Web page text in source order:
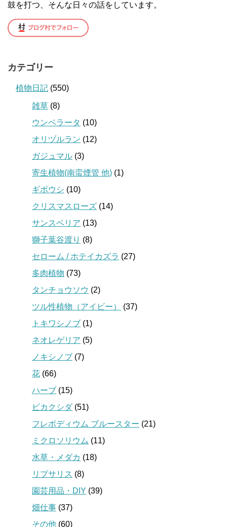
鼓を打つ、そんな日々の話をしています。
カテゴリー
植物日記 (550)
雑草 (8)
ウンベラータ (10)
オリヅルラン (12)
ガジュマル (3)
寄生植物(南蛮煙管 他) (1)
ギボウシ (10)
クリスマスローズ (14)
サンスベリア (13)
獅子葉谷渡り (8)
セローム / ホテイカズラ (27)
多肉植物 (73)
タンチョウソウ (2)
ツル性植物（アイビー）
(37)
トキワシノブ (1)
ネオレゲリア (5)
ノキシノブ (7)
花 (66)
ハーブ (15)
ビカクシダ(51)
フレボディウム ブルースター (21)
ミクロソリウム (11)
水草・メダカ (18)
リプサリス (8)
園芸用品・DIY (39)
畑仕事 (37)
その他 (60)